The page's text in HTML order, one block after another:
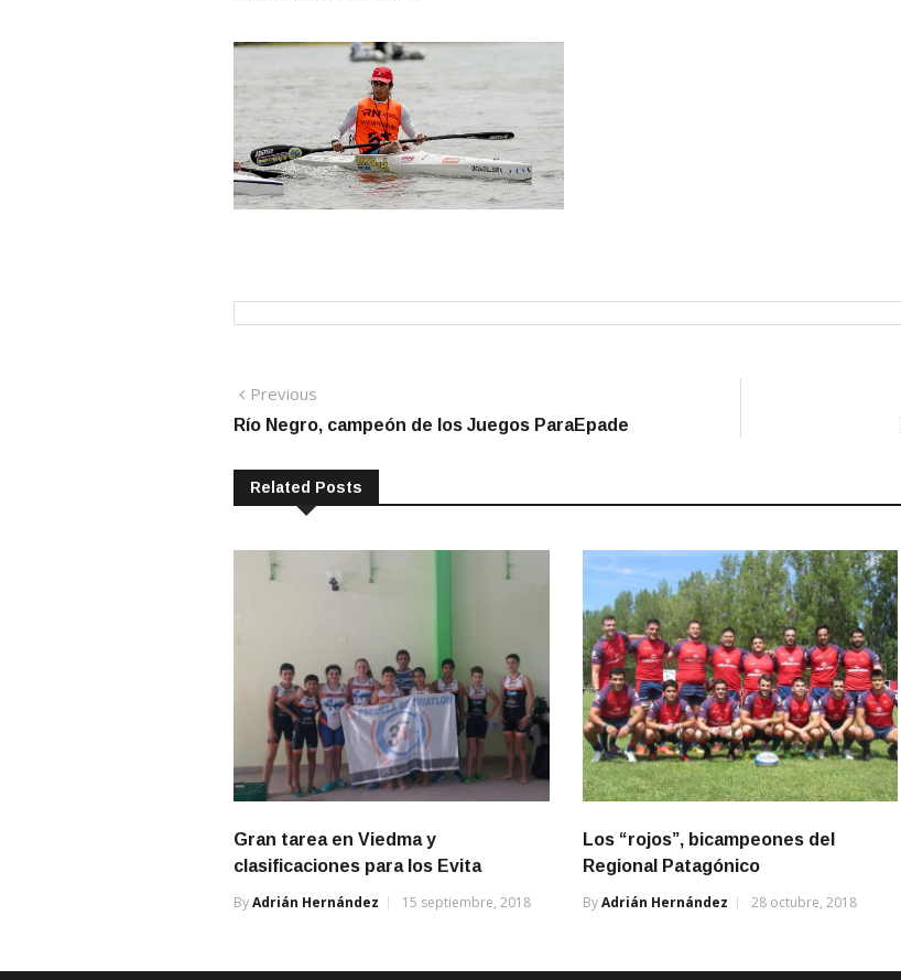
Navegación
de
entradas
Previous
post:
Río Negro, campeón de los Juegos ParaEpade
Related Posts
Gran tarea en Viedma y
clasificaciones para los Evita
ByAdrián Hernández 15 septiembre, 2018
Los “rojos”, bicampeones del
Regional Patagónico
ByAdrián Hernández 28 octubre, 2018